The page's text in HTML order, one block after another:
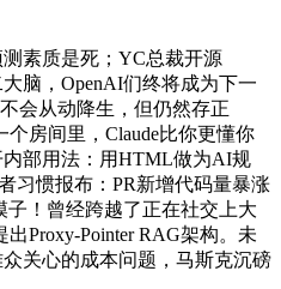
素质是死；YC总裁开源
脑，OpenAI们终将成为下一
会从动降生，但仍然存正
房间里，Claude比你更懂你
部用法：用HTML做为AI规
习惯报布：PR新增代码量暴涨
子！曾经跨越了正在社交上大
Proxy-Pointer RAG架构。未
关心的成本问题，马斯克沉磅